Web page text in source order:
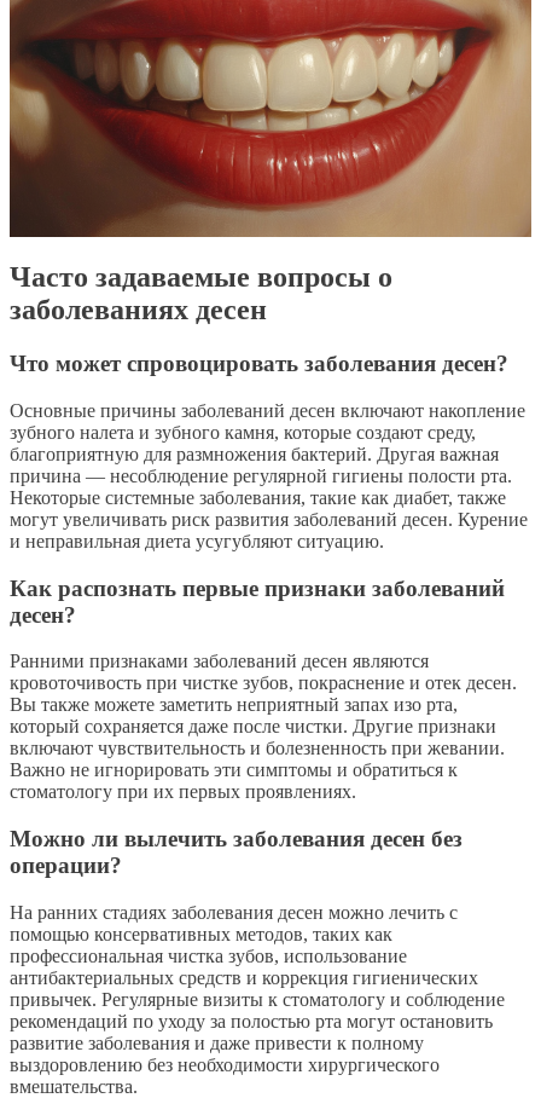
Часто задаваемые вопросы о
заболеваниях десен
Что может спровоцировать заболевания десен?
Основные причины заболеваний десен включают накопление
зубного налета и зубного камня, которые создают среду,
благоприятную для размножения бактерий. Другая важная
причина — несоблюдение регулярной гигиены полости рта.
Некоторые системные заболевания, такие как диабет, также
могут увеличивать риск развития заболеваний десен. Курение
и неправильная диета усугубляют ситуацию.
Как распознать первые признаки заболеваний
десен?
Ранними признаками заболеваний десен являются
кровоточивость при чистке зубов, покраснение и отек десен.
Вы также можете заметить неприятный запах изо рта,
который сохраняется даже после чистки. Другие признаки
включают чувствительность и болезненность при жевании.
Важно не игнорировать эти симптомы и обратиться к
стоматологу при их первых проявлениях.
Можно ли вылечить заболевания десен без
операции?
На ранних стадиях заболевания десен можно лечить с
помощью консервативных методов, таких как
профессиональная чистка зубов, использование
антибактериальных средств и коррекция гигиенических
привычек. Регулярные визиты к стоматологу и соблюдение
рекомендаций по уходу за полостью рта могут остановить
развитие заболевания и даже привести к полному
выздоровлению без необходимости хирургического
вмешательства.